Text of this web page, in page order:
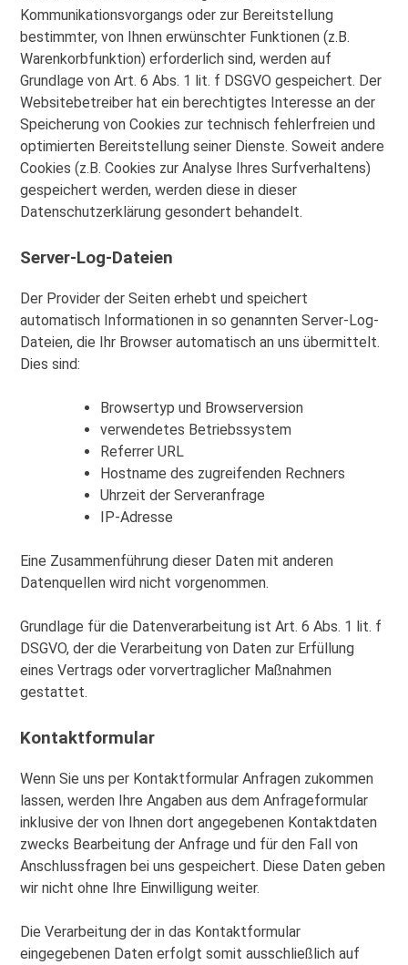
Kommunikationsvorgangs oder zur Bereitstellung
bestimmter, von Ihnen erwünschter Funktionen (z.B.
Warenkorbfunktion) erforderlich sind, werden auf
Grundlage von Art. 6 Abs. 1 lit. f DSGVO gespeichert. Der
Websitebetreiber hat ein berechtigtes Interesse an der
Speicherung von Cookies zur technisch fehlerfreien und
optimierten Bereitstellung seiner Dienste. Soweit andere
Cookies (z.B. Cookies zur Analyse Ihres Surfverhaltens)
gespeichert werden, werden diese in dieser
Datenschutzerklärung gesondert behandelt.
Server-Log-Dateien
Der Provider der Seiten erhebt und speichert
automatisch Informationen in so genannten Server-Log-
Dateien, die Ihr Browser automatisch an uns übermittelt.
Dies sind:
Browsertyp und Browserversion
verwendetes Betriebssystem
Referrer URL
Hostname des zugreifenden Rechners
Uhrzeit der Serveranfrage
IP-Adresse
Eine Zusammenführung dieser Daten mit anderen
Datenquellen wird nicht vorgenommen.
Grundlage für die Datenverarbeitung ist Art. 6 Abs. 1 lit. f
DSGVO, der die Verarbeitung von Daten zur Erfüllung
eines Vertrags oder vorvertraglicher Maßnahmen
gestattet.
Kontaktformular
Wenn Sie uns per Kontaktformular Anfragen zukommen
lassen, werden Ihre Angaben aus dem Anfrageformular
inklusive der von Ihnen dort angegebenen Kontaktdaten
zwecks Bearbeitung der Anfrage und für den Fall von
Anschlussfragen bei uns gespeichert. Diese Daten geben
wir nicht ohne Ihre Einwilligung weiter.
Die Verarbeitung der in das Kontaktformular
eingegebenen Daten erfolgt somit ausschließlich auf